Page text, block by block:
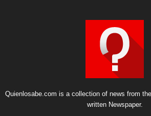
Quienlosabe.com is a collection of news from
written Newspaper.